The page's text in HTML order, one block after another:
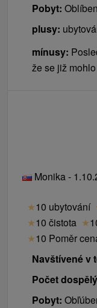
Pobyt:
plusy:
mínusy:
že se již
Monika -
★10 ubytování
★10 čistota ★
★10 Poměr
Navštívené v
Počet
Pobyt: